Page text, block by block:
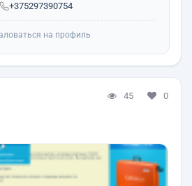
+375297390754
на профиль
45 0